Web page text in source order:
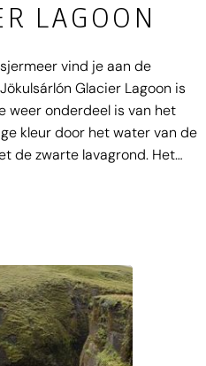
LAGOON
vind je aan de
Glacier Lagoon is
weer onderdeel is van het
kleur door het water van de
de zwarte lavagrond. Het
absoluut hoogtepunt op je